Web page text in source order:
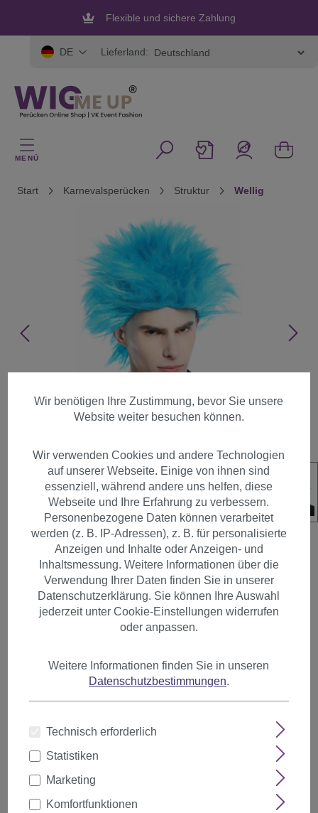
Flexible und sichere Zahlung
DE Lieferland:
MENÜ
Start Karnevalsperücken Struktur Wellig
Perücke Blau Igel Punk Wave
80er hochtoupiert CW-030-
ab 20
Wir benötigen Ihre Zustimmung, bevor Sie unsere
Website weiter besuchen können.
Wir verwenden Cookies und andere Technologien
auf unserer Webseite. Einige von ihnen sind
essenziell, während andere uns helfen, diese
Webseite und Ihre Erfahrung zu verbessern.
Personenbezogene Daten können verarbeitet
werden (z. B. IP-Adressen), z. B. für personalisierte
Anzeigen und Inhalte oder Anzeigen- und
Inhaltsmessung. Weitere Informationen über die
Verwendung Ihrer Daten finden Sie in unserer
Datenschutzerklärung. Sie können Ihre Auswahl
jederzeit unter Cookie-Einstellungen widerrufen
oder anpassen.
Weitere Informationen finden Sie in unseren
Datenschutzbestimmungen.
Technisch erforderlich
Statistiken
Marketing
Komfortfunktionen